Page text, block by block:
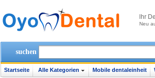
lhr
Neu
suchen
Startseite Alle Kategorien Mobile dentaleinheit